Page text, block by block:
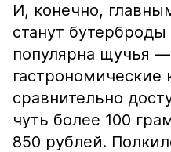
И, конечно,
станут
популярна щучья —
гастрономические
сравнительно
чуть более 100
850 рублей.